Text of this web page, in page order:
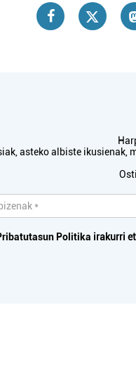
asteko albiste ikusienak,
Politika irakurri